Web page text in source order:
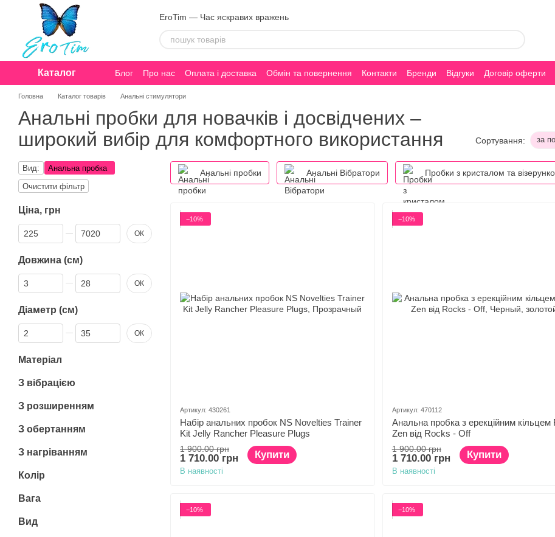
Перейти до основного контенту
EroTim — Час яскравих вражень
Каталог Блог Про нас Оплата і доставка Обмін та повернення Контакти Бренди Відгуки
Договір оферти
Конфіденційність
Головна Каталог товарів Анальні стимулятори
Анальні пробки для новачків і досвідчених –
широкий вибір для комфортного використання
Сортування: за
Анальні пробки Анальні Вібратори Пробки з кристалом та
−10%
Артикул: 430261
Набір анальних пробок NS Novelties Trainer
Kit Jelly Rancher Pleasure Plugs
1 900.00 грн
1 710.00 грн Купити
В наявності
−10%
Артикул: 470112
Анальна пробка з ерекційним кільцем
Zen від Rocks - Off
1 900.00 грн
1 710.00 грн Купити
В наявності
−10% −10%
Вид:
Анальна пробка
Очистити фільтр
Ціна, грн
Від Ціна, грн
До Ціна, грн ОК
Довжина (см)
Від Довжина (см)
До Довжина (см) ОК
Діаметр (см)
Від Діаметр (см)
До Діаметр (см) ОК
Матеріал
З вібрацією
З розширенням
З обертанням
З нагріванням
Колір
Вага
Вид